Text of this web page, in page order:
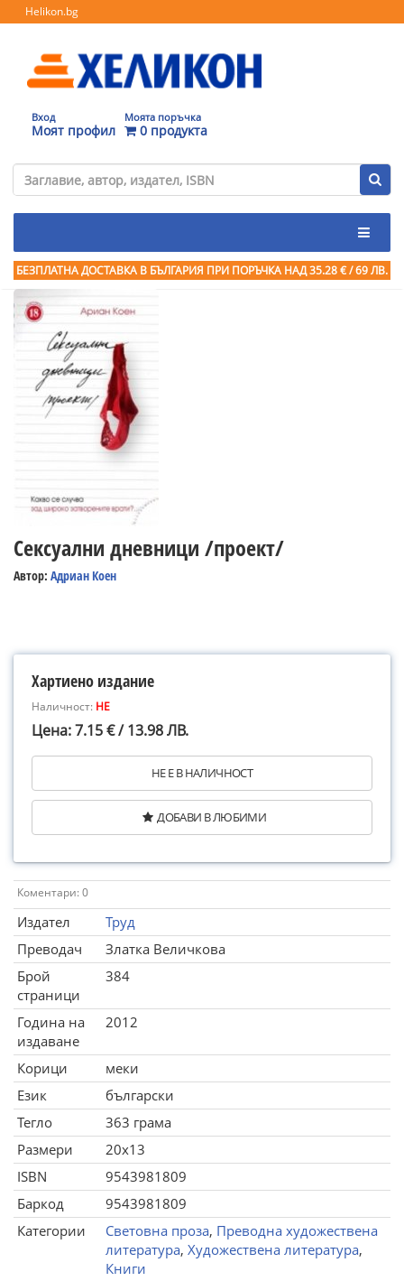
Helikon.bg
Вход
Моят профил
Моята поръчка
0 продукта
БЕЗПЛАТНА ДОСТАВКА В БЪЛГАРИЯ ПРИ ПОРЪЧКА НАД 35.28 € / 69 ЛВ.
Сексуални дневници /проект/
Автор: Адриан Коен
Хартиено издание
Наличност: НЕ
Цена: 7.15 € / 13.98 ЛВ.
НЕ Е В НАЛИЧНОСТ
ДОБАВИ В ЛЮБИМИ
Коментари: 0
Издател
Труд
Преводач
Златка Величкова
Брой
страници
384
Година на
издаване
2012
Корици
меки
Език
български
Тегло
363 грама
Размери
20x13
ISBN
9543981809
Баркод
9543981809
Категории
Световна проза, Преводна художествена
литература, Художествена литература,
Книги